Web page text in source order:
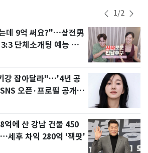
1/2
데 9억 써요?"…삼전男
단체소개팅 예능 화
강 잡아달라"…'4년 공
오픈·프로필 공개
억에 산 강남 건물 450
세후 차익 280억 '잭팟'